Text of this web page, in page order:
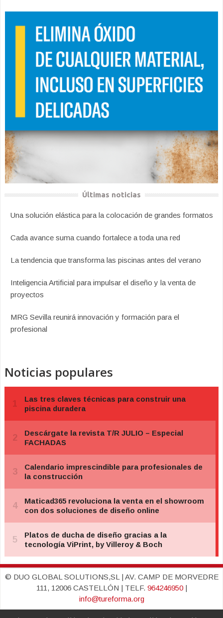
Últimas noticias
Una solución elástica para la colocación de grandes formatos
Cada avance suma cuando fortalece a toda una red
La tendencia que transforma las piscinas antes del verano
Inteligencia Artificial para impulsar el diseño y la venta de
proyectos
MRG Sevilla reunirá innovación y formación para el
profesional
Noticias populares
© DUO GLOBAL SOLUTIONS,SL | AV. CAMP DE MORVEDRE
111, 12006 CASTELLÓN | TELF. 964246950|
info@tureforma.org